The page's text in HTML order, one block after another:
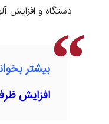
دستگاه و افزایش
بیشتر
افزایش